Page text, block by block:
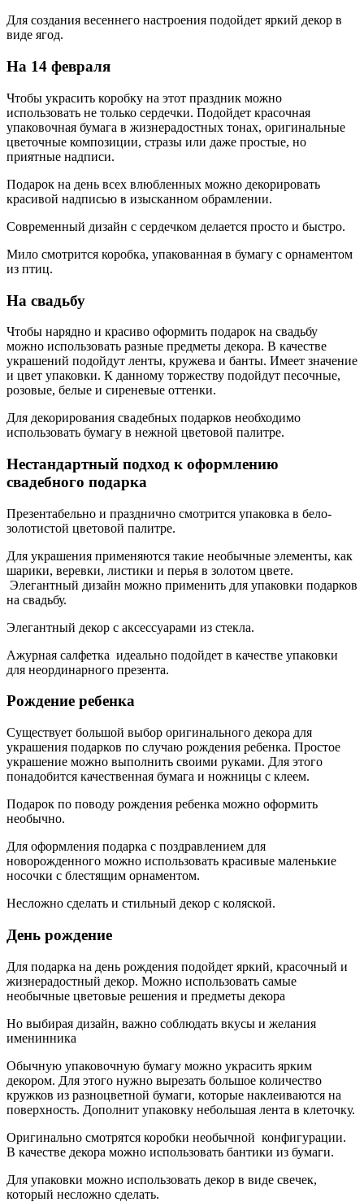
Для создания весеннего настроения подойдет яркий декор в
виде ягод.
На 14 февраля
Чтобы украсить коробку на этот праздник можно
использовать не только сердечки. Подойдет красочная
упаковочная бумага в жизнерадостных тонах, оригинальные
цветочные композиции, стразы или даже простые, но
приятные надписи.
Подарок на день всех влюбленных можно декорировать
красивой надписью в изысканном обрамлении.
Современный дизайн с сердечком делается просто и быстро.
Мило смотрится коробка, упакованная в бумагу с орнаментом
из птиц.
На свадьбу
Чтобы нарядно и красиво оформить подарок на свадьбу
можно использовать разные предметы декора. В качестве
украшений подойдут ленты, кружева и банты. Имеет значение
и цвет упаковки. К данному торжеству подойдут песочные,
розовые, белые и сиреневые оттенки.
Для декорирования свадебных подарков необходимо
использовать бумагу в нежной цветовой палитре.
Нестандартный подход к оформлению
свадебного подарка
Презентабельно и празднично смотрится упаковка в бело-
золотистой цветовой палитре.
Для украшения применяются такие необычные элементы, как
шарики, веревки, листики и перья в золотом цвете.
Элегантный дизайн можно применить для упаковки подарков
на свадьбу.
Элегантный декор с аксессуарами из стекла.
Ажурная салфетка идеально подойдет в качестве упаковки
для неординарного презента.
Рождение ребенка
Существует большой выбор оригинального декора для
украшения подарков по случаю рождения ребенка. Простое
украшение можно выполнить своими руками. Для этого
понадобится качественная бумага и ножницы с клеем.
Подарок по поводу рождения ребенка можно оформить
необычно.
Для оформления подарка с поздравлением для
новорожденного можно использовать красивые маленькие
носочки с блестящим орнаментом.
Несложно сделать и стильный декор с коляской.
День рождение
Для подарка на день рождения подойдет яркий, красочный и
жизнерадостный декор. Можно использовать самые
необычные цветовые решения и предметы декора
Но выбирая дизайн, важно соблюдать вкусы и желания
именинника
Обычную упаковочную бумагу можно украсить ярким
декором. Для этого нужно вырезать большое количество
кружков из разноцветной бумаги, которые наклеиваются на
поверхность. Дополнит упаковку небольшая лента в клеточку.
Оригинально смотрятся коробки необычной конфигурации.
В качестве декора можно использовать бантики из бумаги.
Для упаковки можно использовать декор в виде свечек,
который несложно сделать.